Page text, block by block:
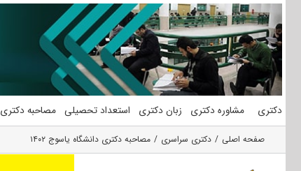
محتوا
دکتری مشاوره دکتری زبان دکتری استعداد تحصیلی مصاحبه دکتری
صفحه اصلی دکتری سراسری مصاحبه دکتری دانشگاه یاسوج ۱۴۰۲